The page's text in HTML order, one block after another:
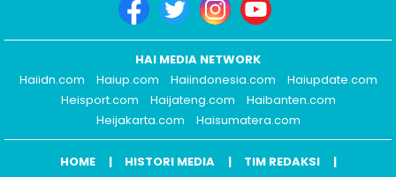
HAI MEDIA NETWORK
Haiidn.com
Haiup.com Haiindonesia.com
Haiupdate.com
Heisport.com
Haijateng.com
Haibanten.com
Heijakarta.com
Haisumatera.com
HOME HISTORI MEDIA
TIM REDAKSI